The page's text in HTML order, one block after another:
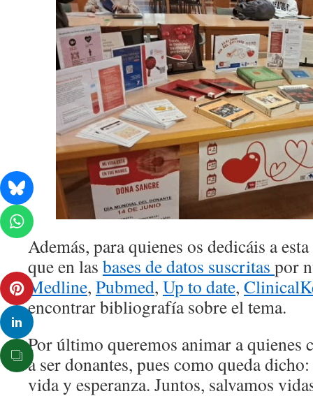
Además, para quienes os dedicáis a
que en las bases de datos suscritas por
Medline, Pubmed, Up to date,
encontrar bibliografía sobre el tema.
Por último queremos animar a quienes
a ser donantes, pues como queda
vida y esperanza. Juntos, salvamos